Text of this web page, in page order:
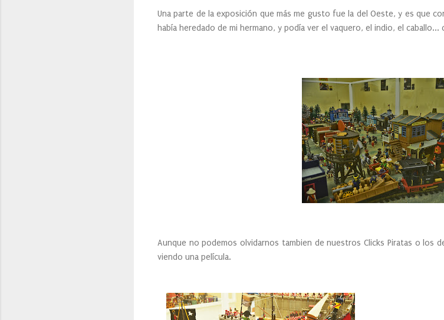
Una parte de la exposición que más me gusto fue la del Oeste, y es que
había heredado de mi hermano, y podía ver el vaquero, el indio, el
Aunque no podemos olvidarnos tambien de nuestros Clicks Piratas o los
viendo una película.